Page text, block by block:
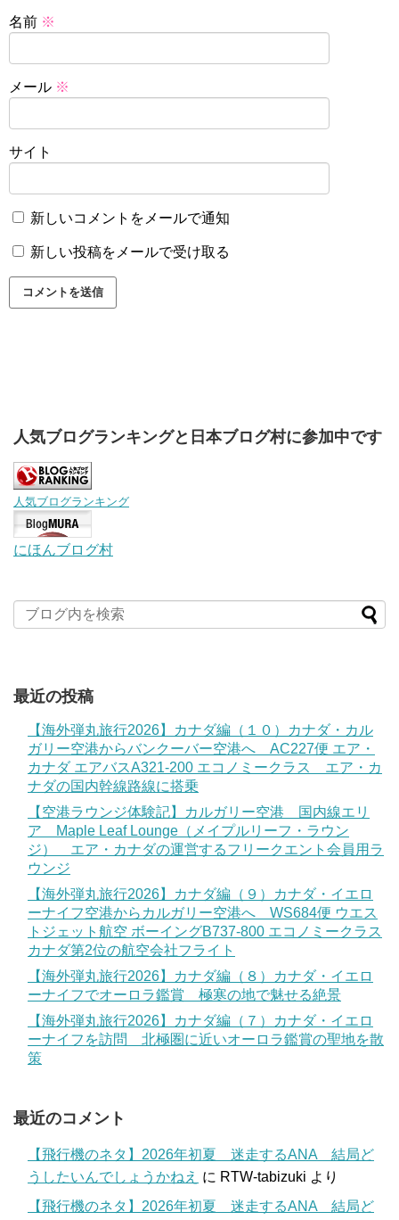
名前 ※
メール ※
サイト
新しいコメントをメールで通知
新しい投稿をメールで受け取る
人気ブログランキングと日本ブログ村に参加中です
人気ブログランキング
にほんブログ村
最近の投稿
【海外弾丸旅行2026】カナダ編（１０）カナダ・カル
ガリー空港からバンクーバー空港へ AC227便 エア・
カナダ エアバスA321-200 エコノミークラス エア・カ
ナダの国内幹線路線に搭乗
【空港ラウンジ体験記】カルガリー空港 国内線エリ
ア Maple Leaf Lounge（メイプルリーフ・ラウン
ジ） エア・カナダの運営するフリークエント会員用ラ
ウンジ
【海外弾丸旅行2026】カナダ編（９）カナダ・イエロ
ーナイフ空港からカルガリー空港へ WS684便 ウエス
トジェット航空 ボーイングB737-800 エコノミークラス
カナダ第2位の航空会社フライト
【海外弾丸旅行2026】カナダ編（８）カナダ・イエロ
ーナイフでオーロラ鑑賞 極寒の地で魅せる絶景
【海外弾丸旅行2026】カナダ編（７）カナダ・イエロ
ーナイフを訪問 北極圏に近いオーロラ鑑賞の聖地を散
策
最近のコメント
【飛行機のネタ】2026年初夏 迷走するANA 結局ど
うしたいんでしょうかねえ に RTW-tabizuki より
【飛行機のネタ】2026年初夏 迷走するANA 結局ど